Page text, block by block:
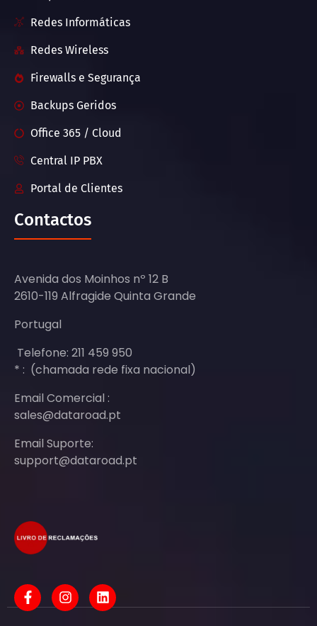
Redes Informáticas
Redes Wireless
Firewalls e Segurança
Backups Geridos
Office 365 / Cloud
Central IP PBX
Portal de Clientes
Contactos
Avenida dos Moinhos nº 12 B
2610-119 Alfragide Quinta Grande
Portugal
Telefone: 211 459 950
* : (chamada rede fixa nacional)
Email Comercial :
sales@dataroad.pt
Email Suporte:
support@dataroad.pt